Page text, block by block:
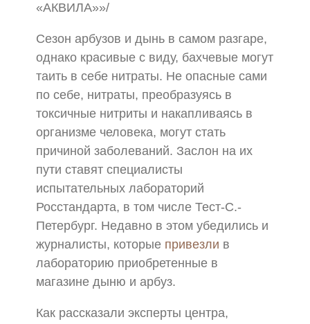
«АКВИЛА»»/
Сезон арбузов и дынь в самом разгаре,
однако красивые с виду, бахчевые могут
таить в себе нитраты. Не опасные сами
по себе, нитраты, преобразуясь в
токсичные нитриты и накапливаясь в
организме человека, могут стать
причиной заболеваний. Заслон на их
пути ставят специалисты
испытательных лабораторий
Росстандарта, в том числе Тест-С.-
Петербург. Недавно в этом убедились и
журналисты, которые привезли в
лабораторию приобретенные в
магазине дыню и арбуз.
Как рассказали эксперты центра,